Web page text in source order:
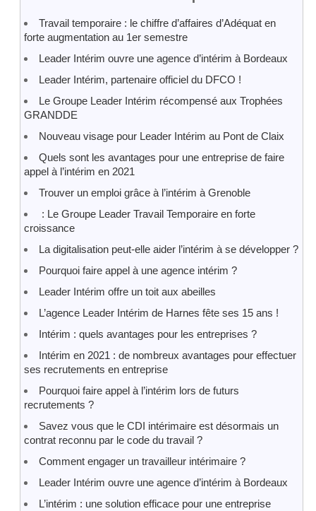
Travail temporaire : le chiffre d’affaires d’Adéquat en
forte augmentation au 1er semestre
Leader Intérim ouvre une agence d’intérim à Bordeaux
Leader Intérim, partenaire officiel du DFCO !
Le Groupe Leader Intérim récompensé aux Trophées
GRANDDE
Nouveau visage pour Leader Intérim au Pont de Claix
Quels sont les avantages pour une entreprise de faire
appel à l’intérim en 2021
Trouver un emploi grâce à l’intérim à Grenoble
: Le Groupe Leader Travail Temporaire en forte
croissance
La digitalisation peut-elle aider l’intérim à se développer ?
Pourquoi faire appel à une agence intérim ?
Leader Intérim offre un toit aux abeilles
L’agence Leader Intérim de Harnes fête ses 15 ans !
Intérim : quels avantages pour les entreprises ?
Intérim en 2021 : de nombreux avantages pour effectuer
ses recrutements en entreprise
Pourquoi faire appel à l’intérim lors de futurs
recrutements ?
Savez vous que le CDI intérimaire est désormais un
contrat reconnu par le code du travail ?
Comment engager un travailleur intérimaire ?
Leader Intérim ouvre une agence d’intérim à Bordeaux
L’intérim : une solution efficace pour une entreprise